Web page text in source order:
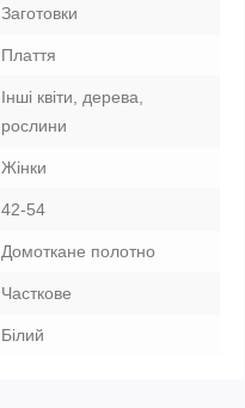
Заготовки
Плаття
Інші квіти, дерева,
рослини
Жінки
42-54
Домоткане полотно
Часткове
Білий